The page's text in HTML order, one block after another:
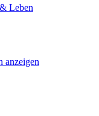
Leben
anzeigen